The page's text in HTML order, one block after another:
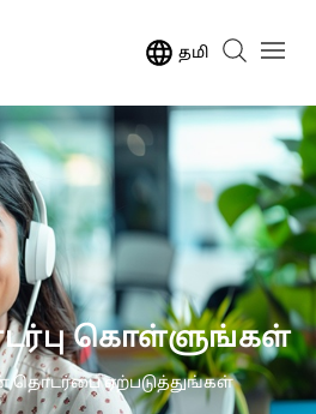
தமி
கொள்ளுங்கள்
தொடர்பை ஏற்படுத்துங்கள்